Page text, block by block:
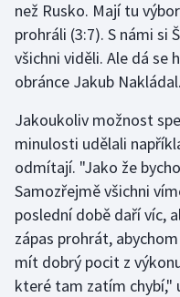
Sportovní střelba
Stolní tenis
Triatlon
Veslování
Vodní slalom
Volejbal
než Rusko. Mají tu
prohráli (3:7). S námi si
všichni viděli. Ale dá se
obránce Jakub Nakládal.
Jakoukoliv možnost
minulosti udělali
odmítají. "Jako že
Samozřejmě všichni
poslední době daří víc,
zápas prohrát,
mít dobrý pocit z
které tam zatím chybí,"